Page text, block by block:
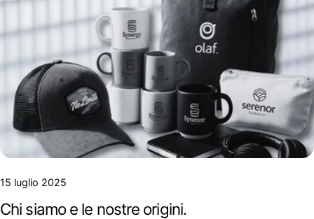
15 luglio 2025
Chi siamo e le nostre origini.